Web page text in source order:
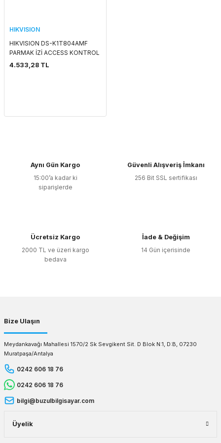
HIKVISION
HIKVISION DS-K1T804AMF
PARMAK İZİ ACCESS KONTROL
TERMİNALİ
4.533,28 TL
Aynı Gün Kargo
15:00’a kadar ki
siparişlerde
Güvenli Alışveriş İmkanı
256 Bit SSL sertifikası
Ücretsiz Kargo
2000 TL ve üzeri kargo
bedava
İade & Değişim
14 Gün içerisinde
Bize Ulaşın
Meydankavağı Mahallesi 1570/2 Sk Sevgikent Sit. D Blok N:1, D:B, 07230
Muratpaşa/Antalya
0242 606 18 76
0242 606 18 76
bilgi@buzulbilgisayar.com
Üyelik